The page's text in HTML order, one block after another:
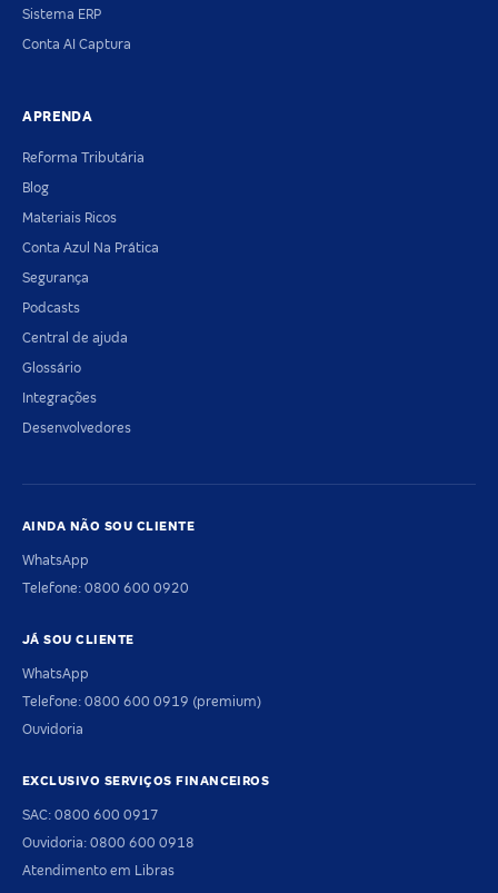
Sistema ERP
Conta AI Captura
APRENDA
Reforma Tributária
Blog
Materiais Ricos
Conta Azul Na Prática
Segurança
Podcasts
Central de ajuda
Glossário
Integrações
Desenvolvedores
AINDA NÃO SOU CLIENTE
WhatsApp
Telefone: 0800 600 0920
JÁ SOU CLIENTE
WhatsApp
Telefone: 0800 600 0919 (premium)
Ouvidoria
EXCLUSIVO SERVIÇOS FINANCEIROS
SAC: 0800 600 0917
Ouvidoria: 0800 600 0918
Atendimento em Libras